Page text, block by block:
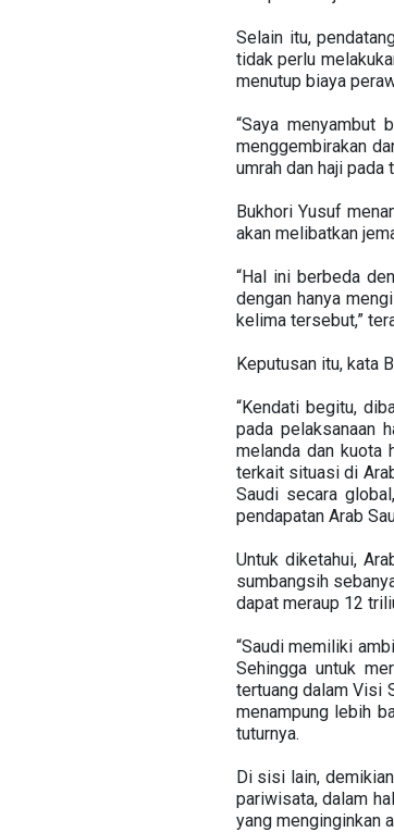
Selain itu,
tidak perlu
menutup biaya
“Saya menyambut
menggembirakan
umrah dan haji
Bukhori Yusuf
akan melibatkan
“Hal ini berbeda
dengan hanya
kelima tersebut,”
Keputusan itu, kata
“Kendati begitu,
pada pelaksanaan
melanda dan kuota
terkait situasi di
Saudi secara
pendapatan Arab
Untuk diketahui,
sumbangsih
dapat meraup 12
“Saudi memiliki
Sehingga untuk
tertuang dalam Visi
menampung lebih
tuturnya.
Di sisi lain,
pariwisata, dalam
yang menginginkan